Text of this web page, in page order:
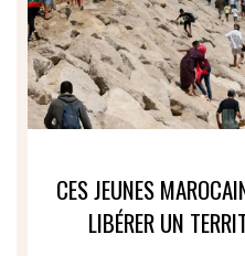
CES JEUNES
LIBÉRER UN